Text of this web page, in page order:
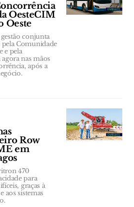
OesteCIM
Oeste
conjunta
Comunidade
e pela
nas mãos
após a
Row
em
470
para
graças à
aos sistemas